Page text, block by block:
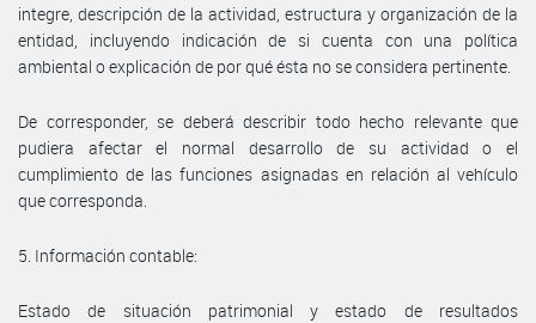
integre, descripción de la actividad, estructura y organización de la
entidad, incluyendo indicación de si cuenta con una política
ambiental o explicación de por qué ésta no se considera pertinente.
De corresponder, se deberá describir todo hecho relevante que
pudiera afectar el normal desarrollo de su actividad o el
cumplimiento de las funciones asignadas en relación al vehículo
que corresponda.
5. Información contable:
Estado de situación patrimonial y estado de resultados